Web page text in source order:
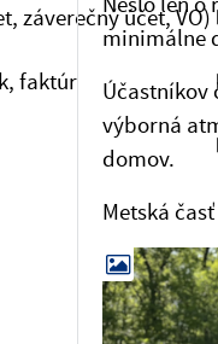
záverečný účet, VO)
faktúr
minimálne
Účastníkov
výborná
domov.
Metská